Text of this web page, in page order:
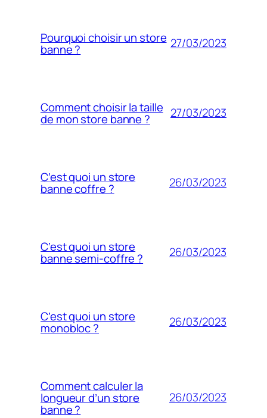
Pourquoi choisir un store
banne ? 27/03/2023
Comment choisir la taille
de mon store banne ? 27/03/2023
C’est quoi un store
banne coffre ? 26/03/2023
C’est quoi un store
banne semi-coffre ? 26/03/2023
C’est quoi un store
monobloc ? 26/03/2023
Comment calculer la
longueur d’un store
banne ?
26/03/2023